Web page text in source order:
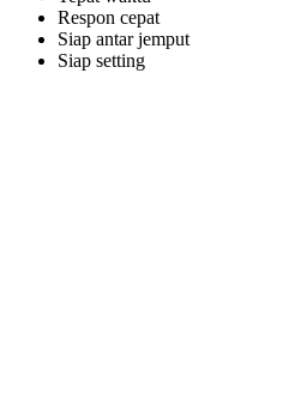
Respon cepat
Siap antar jemput
Siap setting